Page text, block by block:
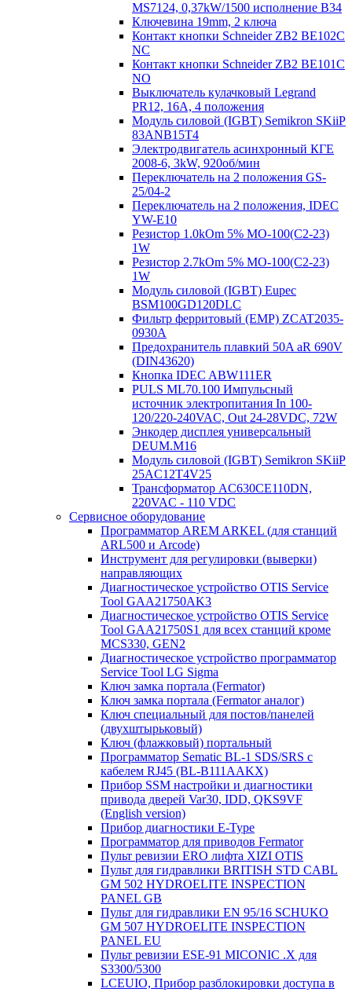
MS7124, 0,37kW/1500 исполнение В34
Ключевина 19mm, 2 ключа
Контакт кнопки Schneider ZB2 BE102C
NC
Контакт кнопки Schneider ZB2 BE101C
NO
Выключатель кулачковый Legrand
PR12, 16A, 4 положения
Модуль силовой (IGBT) Semikron SKiiP
83ANB15T4
Электродвигатель асинхронный КГЕ
2008-6, 3kW, 920об/мин
Переключатель на 2 положения GS-
25/04-2
Переключатель на 2 положения, IDEC
YW-E10
Резистор 1.0kOm 5% МО-100(С2-23)
1W
Резистор 2.7kOm 5% МО-100(С2-23)
1W
Модуль силовой (IGBT) Eupec
BSM100GD120DLC
Фильтр ферритовый (EMP) ZCAT2035-
0930A
Предохранитель плавкий 50A aR 690V
(DIN43620)
Кнопка IDEC ABW111ER
PULS ML70.100 Импульсный
источник электропитания In 100-
120/220-240VAC, Out 24-28VDC, 72W
Энкодер дисплея универсальный
DEUM.M16
Модуль силовой (IGBT) Semikron SKiiP
25AC12T4V25
Трансформатор AC630CE110DN,
220VAC - 110 VDC
Сервисное оборудование
Программатор AREM ARKEL (для станций
ARL500 и Arcode)
Инструмент для регулировки (выверки)
направляющих
Диагностическое устройство OTIS Service
Tool GAA21750AK3
Диагностическое устройство OTIS Service
Tool GAA21750S1 для всех станций кроме
MCS330, GEN2
Диагностическое устройство программатор
Service Tool LG Sigma
Ключ замка портала (Fermator)
Ключ замка портала (Fermator аналог)
Ключ специальный для постов/панелей
(двухштырьковый)
Ключ (флажковый) портальный
Программатор Sematic BL-1 SDS/SRS с
кабелем RJ45 (BL-B111AAKX)
Прибор SSM настройки и диагностики
привода дверей Var30, IDD, QKS9VF
(English version)
Прибор диагностики E-Type
Программатор для приводов Fermator
Пульт ревизии ERO лифта XIZI OTIS
Пульт для гидравлики BRITISH STD CABL
GM 502 HYDROELITE INSPECTION
PANEL GB
Пульт для гидравлики EN 95/16 SCHUKO
GM 507 HYDROELITE INSPECTION
PANEL EU
Пульт ревизии ESE-91 MICONIC .X для
S3300/5300
LCEUIO, Прибор разблокировки доступа в